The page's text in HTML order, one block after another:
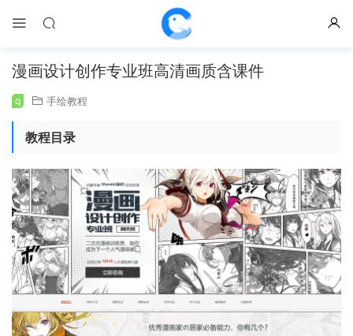
漫画设计创作专业班高清画质含课件
q 手绘教程
教程目录